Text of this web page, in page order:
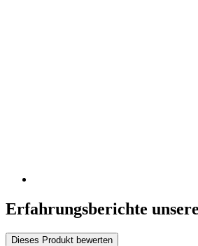
Erfahrungsberichte
Dieses Produkt bewerten